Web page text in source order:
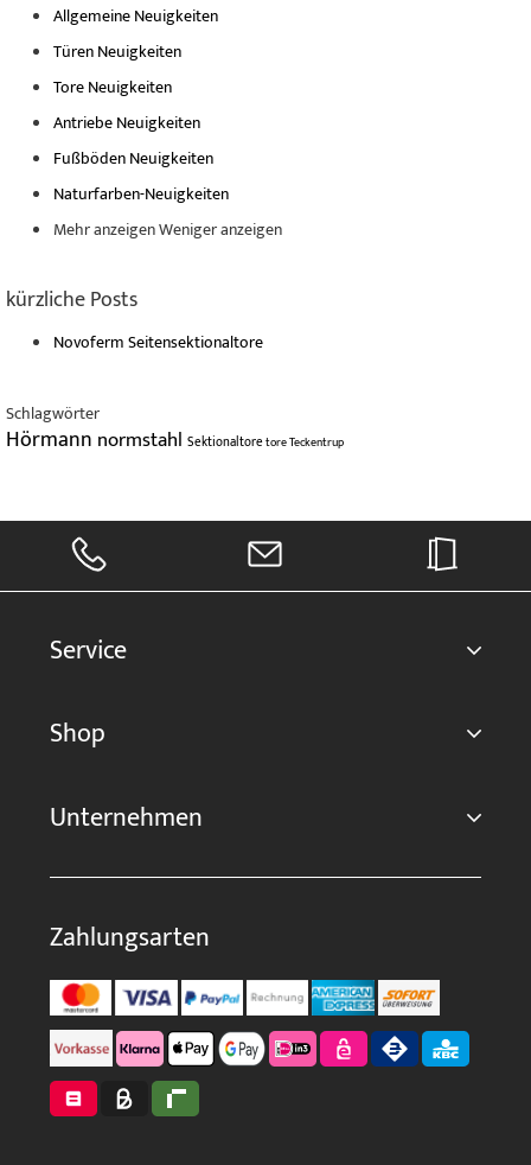
Allgemeine Neuigkeiten
Türen Neuigkeiten
Tore Neuigkeiten
Antriebe Neuigkeiten
Fußböden Neuigkeiten
Naturfarben-Neuigkeiten
Mehr anzeigenWeniger anzeigen
kürzliche Posts
Novoferm Seitensektionaltore
Schlagwörter
Hörmann normstahl SektionaltoretoreTeckentrup
Service
Shop
Unternehmen
Zahlungsarten